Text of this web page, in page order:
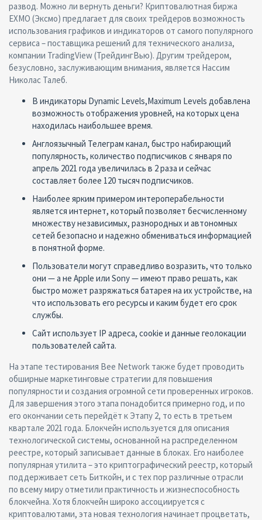
развод. Можно ли вернуть деньги? Криптовалютная биржа
EXMO (Эксмо) предлагает для своих трейдеров возможность
использования графиков и индикаторов от самого популярного
сервиса – поставщика решений для технического анализа,
компании TradingView (ТрейдингВью). Другим трейдером,
безусловно, заслуживающим внимания, является Нассим
Николас Талеб.
В индикаторы Dynamic Levels,Maximum Levels добавлена
возможность отображения уровней, на которых цена
находилась наибольшее время.
Англоязычный Телеграм канал, быстро набирающий
популярность, количество подписчиков с января по
апрель 2021 года увеличилась в 2 раза и сейчас
составляет более 120 тысяч подписчиков.
Наиболее ярким примером интероперабельности
является интернет, который позволяет бесчисленному
множеству независимых, разнородных и автономных
сетей безопасно и надежно обмениваться информацией
в понятной форме.
Пользователи могут справедливо возразить, что только
они — а не Apple или Sony — имеют право решать, как
быстро может разряжаться батарея на их устройстве, на
что использовать его ресурсы и каким будет его срок
службы.
Сайт использует IP адреса, сookie и данные геолокации
пользователей сайта.
На этапе тестирования Bee Network также будет проводить
обширные маркетинговые стратегии для повышения
популярности и создания огромной сети проверенных игроков.
Для завершения этого этапа понадобится примерно год, и по
его окончании сеть перейдёт к Этапу 2, то есть в третьем
квартале 2021 года. Блокчейн используется для описания
технологической системы, основанной на распределенном
реестре, который записывает данные в блоках. Его наиболее
популярная утилита – это криптографический реестр, который
поддерживает сеть Биткойн, и с тех пор различные отрасли
по всему миру отметили практичность и жизнеспособность
блокчейна. Хотя блокчейн широко ассоциируется с
криптовалютами, эта новая технология начинает процветать,